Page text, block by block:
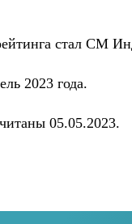
стал СМ
2023 года.
05.05.2023.